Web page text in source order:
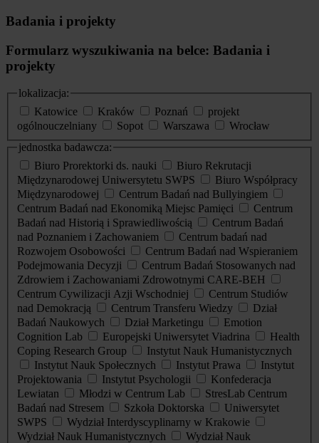
Badania i projekty
Formularz wyszukiwania na belce: Badania i
projekty
lokalizacja:
Katowice
Kraków Poznań
projekt
ogólnouczelniany
Sopot Warszawa
Wrocław
jednostka badawcza:
Biuro Prorektorki ds. nauki
Biuro Rekrutacji
Międzynarodowej Uniwersytetu SWPS
Biuro Współpracy
Międzynarodowej
Centrum Badań nad Bullyingiem
Centrum Badań nad Ekonomiką Miejsc Pamięci
Centrum
Badań nad Historią i Sprawiedliwością
Centrum Badań
nad Poznaniem i Zachowaniem
Centrum badań nad
Rozwojem Osobowości
Centrum Badań nad Wspieraniem
Podejmowania Decyzji
Centrum Badań Stosowanych nad
Zdrowiem i Zachowaniami Zdrowotnymi CARE-BEH
Centrum Cywilizacji Azji Wschodniej
Centrum Studiów
nad Demokracją
Centrum Transferu Wiedzy
Dział
Badań Naukowych
Dział Marketingu
Emotion
Cognition Lab
Europejski Uniwersytet Viadrina
Health
Coping Research Group
Instytut Nauk Humanistycznych
Instytut Nauk Społecznych
Instytut Prawa
Instytut
Projektowania
Instytut Psychologii
Konfederacja
Lewiatan
Młodzi w Centrum Lab
StresLab Centrum
Badań nad Stresem
Szkoła Doktorska
Uniwersytet
SWPS
Wydział Interdyscyplinarny w Krakowie
Wydział Nauk Humanistycznych
Wydział Nauk